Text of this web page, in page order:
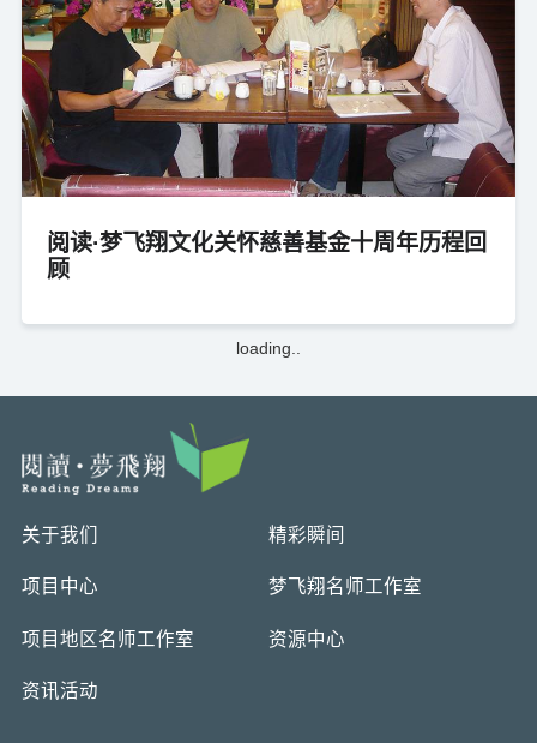
阅读·梦飞翔文化关怀慈善基金十周年历程回
顾
loading..
关于我们 精彩瞬间
项目中心 梦飞翔名师工作室
项目地区名师工作室 资源中心
资讯活动